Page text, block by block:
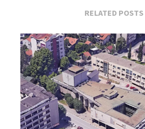
RELATED POSTS